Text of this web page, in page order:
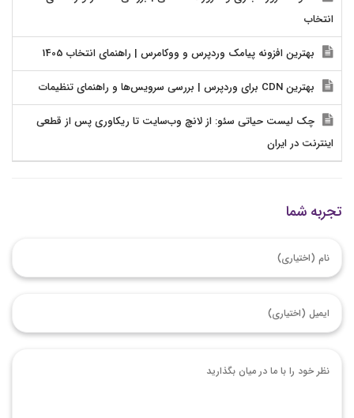
انتخاب
بهترین افزونه پیامک وردپرس و ووکامرس | راهنمای انتخاب 1405
بهترین CDN برای وردپرس | بررسی سرویس‌ها و راهنمای تنظیمات
چک لیست حیاتی سئو: از لانچ وب‌سایت تا ریکاوری پس از قطعی
اینترنت در ایران
تجربه شما